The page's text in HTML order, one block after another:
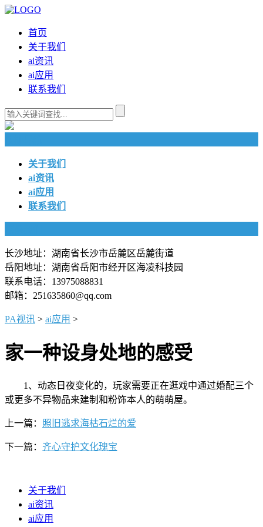
首页
关于我们
ai资讯
ai应用
联系我们
关于我们
ai资讯
ai应用
联系我们
长沙地址：湖南省长沙市岳麓区岳麓街道
岳阳地址：湖南省岳阳市经开区海凌科技园
联系电话：13975088831
邮箱：251635860@qq.com
PA视讯 > ai应用 >
家一种设身处地的感受
1、动态日夜变化的，玩家需要正在逛戏中通过婚配三个
或更多不异物品来建制和粉饰本人的萌萌屋。
上一篇： 照旧逃求海枯石烂的爱
下一篇： 齐心守护文化瑰宝
关于我们
ai资讯
ai应用